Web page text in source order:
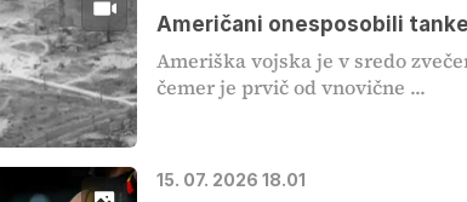
Američani onesposobili
Ameriška vojska je v sredo
čemer je prvič od vnovične ...
15. 07. 2026 18.01